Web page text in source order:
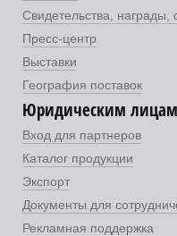
Свидетельства, награды,
Пресс-центр
Выставки
География поставок
Юридическим лицам
Вход для партнеров
Каталог продукции
Экспорт
Документы для
Рекламная поддержка